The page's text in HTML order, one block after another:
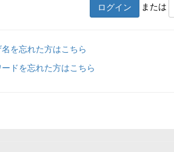
ログイン または
を忘れた方はこちら
ドを忘れた方はこちら